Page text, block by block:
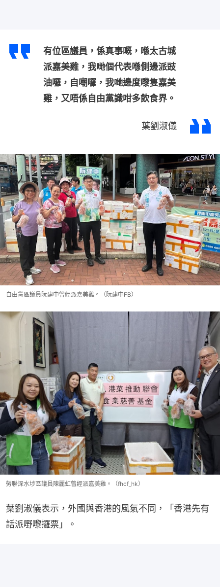
有位區議員，係真事嘅，喺太古城
派嘉美雞，我哋個代表喺側邊派豉
油囉，自嘲囉，我哋邊度嚟隻嘉美
雞，又唔係自由黨識咁多飲食界。
葉劉淑儀
自由黨區議員阮建中曾經派嘉美雞。（阮建中FB）
勞聯深水埗區議員陳麗虹曾經派嘉美雞。（fhcf_hk）
葉劉淑儀表示，外國與香港的風氣不同，「香港先有
話派嘢嚟攞票」。